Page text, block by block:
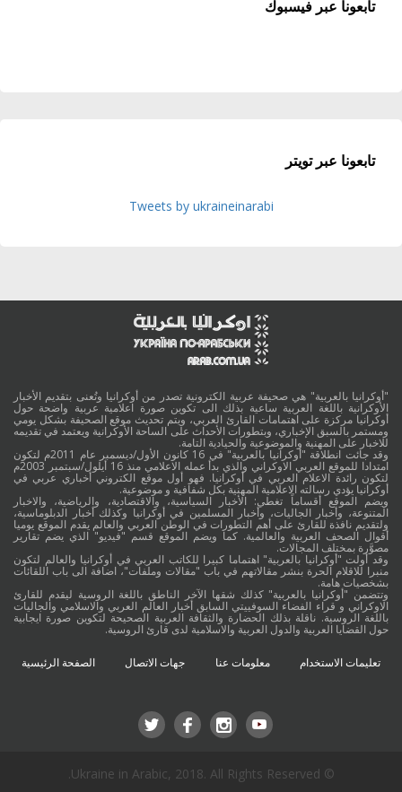
تابعونا عبر فيسبوك
تابعونا عبر تويتر
Tweets by ukraineinarabi
"أوكرانيا بالعربية" هي صحيفة عربية الكترونية تصدر من أوكرانيا وتُعنى بتقديم الأخبار
الأوكرانية باللغة العربية ساعية بذلك الى تكوين صورة اعلامية عربية واضحة حول
أوكرانيا مركزة على اهتمامات القارئ العربي، ويتم تحديث موقع الصحيفة بشكل يومي
ومستمر بالسبق الإخباري، وبتطورات الأحداث على الساحة الأوكرانية ويعتمد في تقديمه
للاخبار على المهنية والموضوعية والحيادية التامة.
وقد جائت انطلاقة "أوكرانيا بالعربية" في 16 كانون الأول/ديسمبر عام 2011م لتكون
امتدادا للموقع العربي الاوكراني والذي بدأ عمله الاعلامي منذ 16 أيلول/سبتمبر 2003م
لتكون رائدة الاعلام العربي في أوكرانيا. فهو أول موقع الكتروني أخباري عربي في
أوكرانيا يؤدي رسالته الاعلامية المهنية بكل شفافية و موضوعية.
ويضم الموقع أقساماً تغطي: الأخبار السياسية، والاقتصادية، والرياضية، والاخبار
المتنوعة، وأخبار الجاليات، وأخبار المسلمين في أوكرانيا وكذلك أخبار الدبلوماسية،
ولتقديم نافذة للقارئ على أهم التطورات في الوطن العربي والعالم يقدم الموقع يوميا
أقوال الصحف العربية والعالمية. كما ويضم الموقع قسم "فيديو" الذي يضم تقارير
مصوَّرة بمختلف المجالات.
وقد أولت "أوكرانيا بالعربية" اهتماما كبيرا للكاتب العربي في أوكرانيا والعالم لتكون
منبرا للاقلام الحرة بنشر مقالاتهم في باب "مقالات وملفات"، اضافة الى باب اللقائات
بشخصيات هامة.
وتتضمن "أوكرانيا بالعربية" كذلك شقها الآخر الناطق باللغة الروسية ليقدم للقارئ
الاوكراني و قراء الفضاء السوفييتي السابق أخبار العالم العربي والاسلامي والجاليات
باللغة الروسية. ناقلة بذلك الحضارة والثقافة العربية الصحيحة لتكوين صورة ايجابية
حول القضايا العربية والدول العربية والاسلامية لدى قارئ الروسية.
تعليمات الاستخدام معلومات عنا جهات الاتصال الصفحة الرئيسية
© Ukraine in Arabic, 2018. All Rights Reserved.